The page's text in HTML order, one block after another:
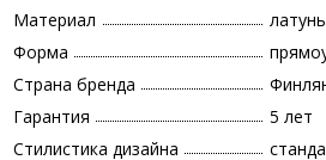
Материал
латунь
Форма
Страна бренда
Гарантия
5 лет
Стилистика дизайна